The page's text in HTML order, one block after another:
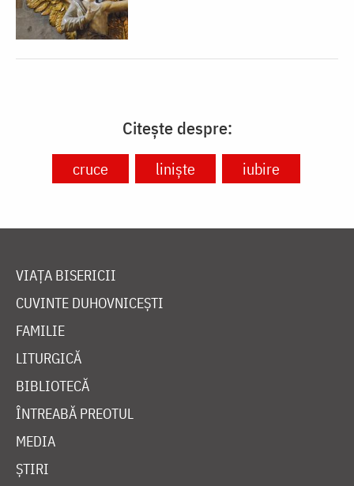
Citește despre:
cruce liniște iubire
VIAȚA BISERICII
CUVINTE DUHOVNICEȘTI
FAMILIE
LITURGICĂ
BIBLIOTECĂ
ÎNTREABĂ PREOTUL
MEDIA
ȘTIRI